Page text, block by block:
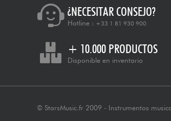
¿NECESITAR CONSEJO?
Hotline : +33 1 81 930 900
+ 10.000 PRODUCTOS
Disponible en inventario
© StarsMusic.fr 2009 - Instrumentos